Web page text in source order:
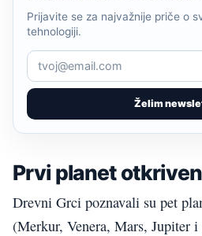
Želim
Prijavite se za najvažnije priče o
tehnologiji.
Prvi planet
Drevni Grci poznavali su pet
(Merkur, Venera, Mars, Jupiter